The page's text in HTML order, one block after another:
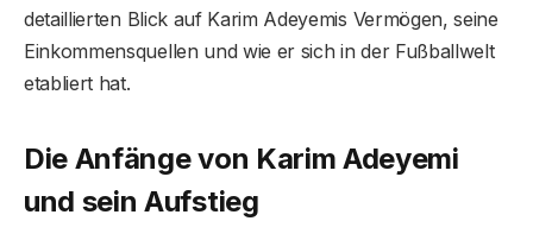
detaillierten Blick auf Karim Adeyemis Vermögen, seine
Einkommensquellen und wie er sich in der Fußballwelt
etabliert hat.
Die Anfänge von Karim Adeyemi
und sein Aufstieg